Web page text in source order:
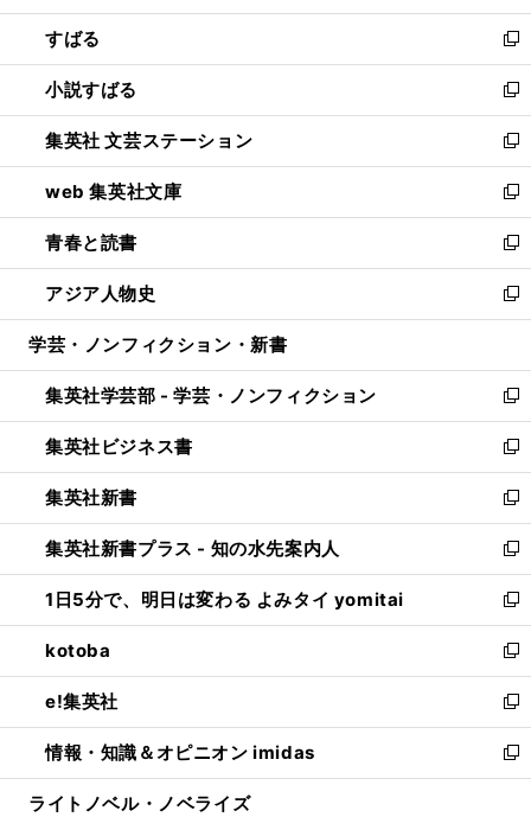
開
く
ウ
で
開
く
ン
ド
ウ
で
開
く
すばる
新
し
い
ウ
ィ
ン
ド
ウ
で
開
く
小説すばる
新
し
い
ウ
ィ
ン
ド
ウ
で
開
集英社 文芸ステーション
新
し
い
ウ
ィ
ン
ド
ウ
開
く
web 集英社文庫
新
し
い
ウ
ィ
ン
ウ
で
開
く
青春と読書
新
し
い
ウ
ン
ド
ウ
で
開
く
アジア人物史
新
し
ウ
ィ
ン
ド
ウ
で
開
く
学芸・ノンフィクション・新書
集英社学芸部 - 学芸・ノンフィクション
新
し
い
ウ
ィ
ン
ド
ウ
で
開
く
集英社ビジネス書
新
し
い
ウ
ィ
ン
ド
ウ
で
開
く
集英社新書
新
し
い
ウ
ィ
ン
ド
ウ
で
開
く
集英社新書プラス - 知の水先案内人
新
し
い
ウ
ィ
ン
ド
ウ
で
開
1日5分で、明日は変わる よみタイ yomitai
新
し
い
ウ
ィ
ン
ド
ウ
kotoba
新
し
い
ウ
ィ
ン
e!集英社
新
し
い
ウ
情報・知識＆オピニオン imidas
新
し
ライトノベル・ノベライズ